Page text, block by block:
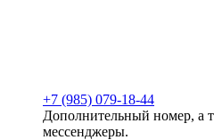
+7 (985) 079-18-44
Дополнительный номер, а
мессенджеры.